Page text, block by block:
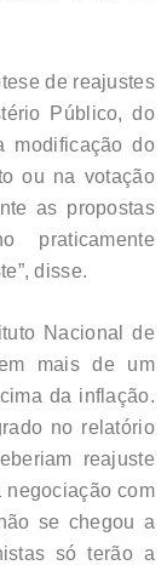
de reajustes
Público, do
modificação do
ou na votação
as propostas
praticamente
disse.
Nacional de
mais de um
da inflação.
no relatório
reajuste
negociação com
se chegou a
só terão a